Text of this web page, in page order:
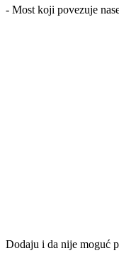
- Most koji povezuje
Dodaju i da nije moguć